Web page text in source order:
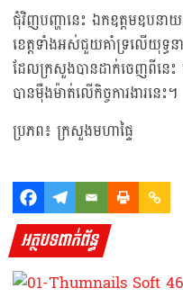
ជុំវិញបញ្ហានេះ ឯកឧត្តមឧបនា
ខេត្តទាំងអស់ជួយគាំទ្រលើយុទ្ធនា
ដែលក្រសួងបានដាក់ចេញពីនេ
បានម៉ឺងម៉ាត់លើកិច្ចការងារនេះ។
ប្រភព៖ ក្រសួងមហាផ្ទៃ
អត្ថបទពាក់ព័ន្ធ